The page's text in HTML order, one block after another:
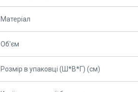
Матеріал
Об'єм
Розмір в упаковці (Ш*В*Г) (см)